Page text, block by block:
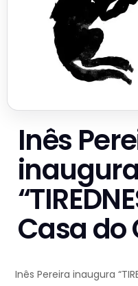
Inês
inaugura
Casa
Inês Pereira inaugura